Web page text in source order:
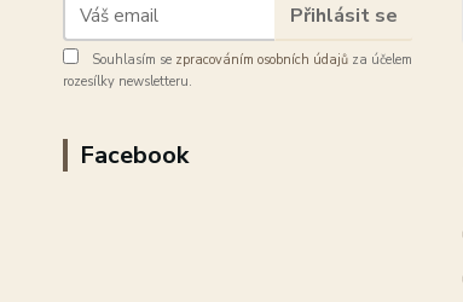
Přihlásit se
Souhlasím se zpracováním osobních údajů za účelem
rozesílky newsletteru.
Facebook